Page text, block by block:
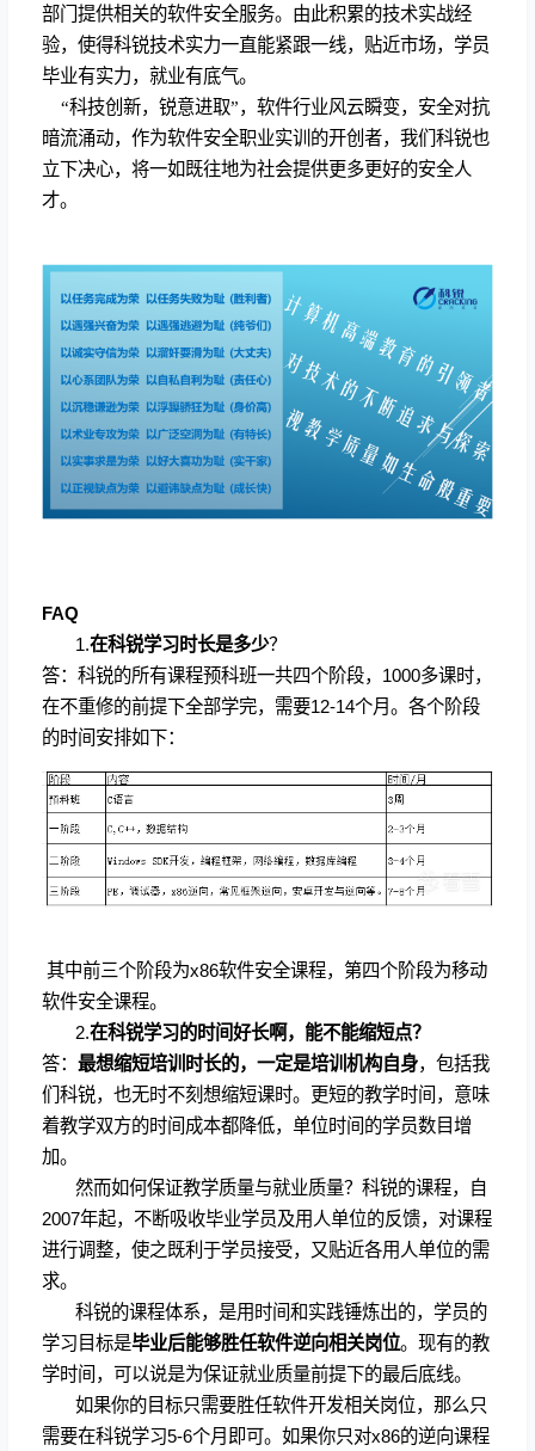
部门提供相关的软件安全服务。由此积累的技术实战经
验，使得科锐技术实力一直能紧跟一线，贴近市场，学员
毕业有实力，就业有底气。
“科技创新，锐意进取”，软件行业风云瞬变，安全对抗
暗流涌动，作为软件安全职业实训的开创者，我们科锐也
立下决心，将一如既往地为社会提供更多更好的安全人
才。
FAQ
1.在科锐学习时长是多少？
答：科锐的所有课程预科班一共四个阶段， 1000多课时，
在不重修的前提下全部学完，需要12-14个月。各个阶段
的时间安排如下：
其中前三个阶段为x86软件安全课程，第四个阶段为移动
软件安全课程。
2.在科锐学习的时间好长啊，能不能缩短点？
答： 最想缩短培训时长的，一定是培训机构自身，包括我
们科锐，也无时不刻想缩短课时。更短的教学时间，意味
着教学双方的时间成本都降低，单位时间的学员数目增
加。
然而如何保证教学质量与就业质量？科锐的课程，自
2007年起，不断吸收毕业学员及用人单位的反馈，对课程
进行调整，使之既利于学员接受，又贴近各用人单位的需
求。
科锐的课程体系，是用时间和实践锤炼出的，学员的
学习目标是毕业后能够胜任软件逆向相关岗位。现有的教
学时间，可以说是为保证就业质量前提下的最后底线。
如果你的目标只需要胜任软件开发相关岗位，那么只
需要在科锐学习5-6个月即可。如果你只对x86的逆向课程